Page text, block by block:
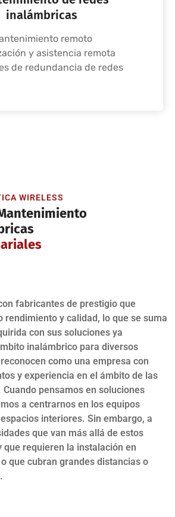
inalámbricas
remoto
y asistencia remota
de redundancia de redes
WIRELESS
fabricantes de prestigio que
rendimiento y calidad, lo que se suma
con sus soluciones ya
inalámbrico para diversos
como una empresa con
y experiencia en el ámbito de las
pensamos en soluciones
a centrarnos en los equipos
interiores. Sin embargo, a
que van más allá de estos
que requieren la instalación en
que cubran grandes distancias o